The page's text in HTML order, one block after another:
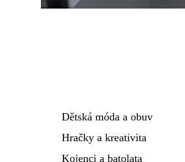
Dětská móda a obuv
Hračky a kreativita
Kojenci a batolata